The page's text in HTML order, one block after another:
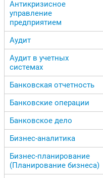
Антикризисное
управление
предприятием
Аудит
Аудит в учетных
системах
Банковская отчетность
Банковские операции
Банковское дело
Бизнес-аналитика
Бизнес-планирование
(Планирование бизнеса)